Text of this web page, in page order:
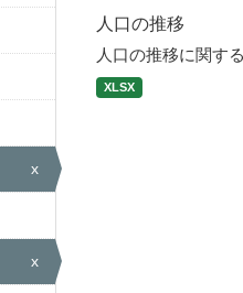
x
x
人口の推移
人口の推移に関す
XLSX